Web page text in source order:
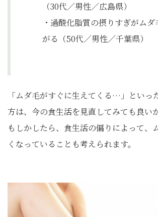
（30代／男性／広島県）
・過酸化脂質の摂りすぎがムダ
がる（50代／男性／千葉県）
「ムダ毛がすぐに生えてくる…」といっ
方は、今の食生活を見直してみても良い
もしかしたら、食生活の偏りによって、
くなっていることも考えられます。